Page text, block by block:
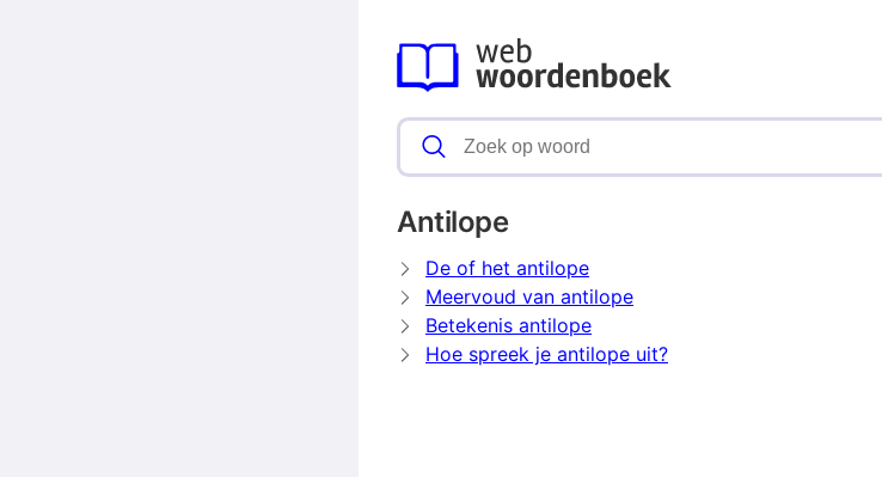
Antilope
De of het antilope
Meervoud van antilope
Betekenis antilope
Hoe spreek je antilope uit?